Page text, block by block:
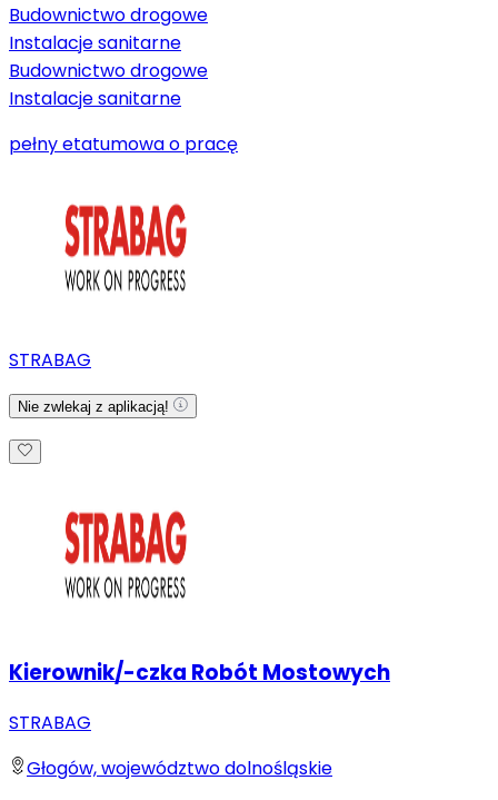
Budownictwo drogowe
Instalacje sanitarne
Budownictwo drogowe
Instalacje sanitarne
pełny etatumowa o pracę
STRABAG
Nie zwlekaj z aplikacją!
Kierownik/-czka Robót Mostowych
STRABAG
Głogów, województwo dolnośląskie